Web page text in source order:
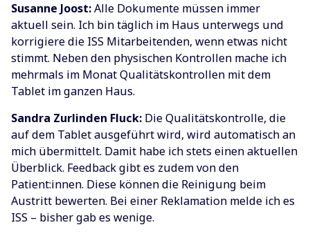
Susanne Joost:Alle Dokumente müssen immer
aktuell sein. Ich bin täglich im Haus unterwegs und
korrigiere die ISS Mitarbeitenden, wenn etwas nicht
stimmt. Neben den physischen Kontrollen mache ich
mehrmals im Monat Qualitätskontrollen mit dem
Tablet im ganzen Haus.
Sandra Zurlinden Fluck: Die Qualitätskontrolle, die
auf dem Tablet ausgeführt wird, wird automatisch an
mich übermittelt. Damit habe ich stets einen aktuellen
Überblick. Feedback gibt es zudem von den
Patient:innen. Diese können die Reinigung beim
Austritt bewerten. Bei einer Reklamation melde ich es
ISS – bisher gab es wenige.